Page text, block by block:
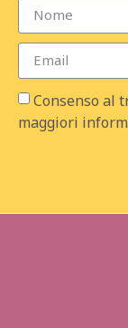
Consenso al
maggiori